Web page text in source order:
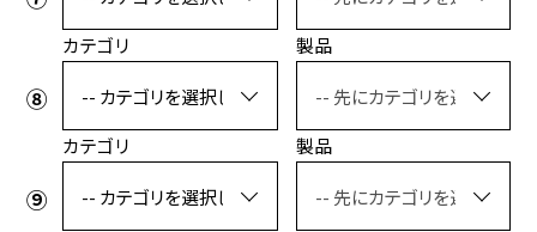
カテゴリ 製品
カテゴリ 製品